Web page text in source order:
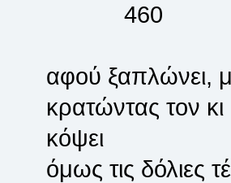
460
αφού ξαπλώνει,
κρατώντας τον
κόψει
όμως τις δόλιες